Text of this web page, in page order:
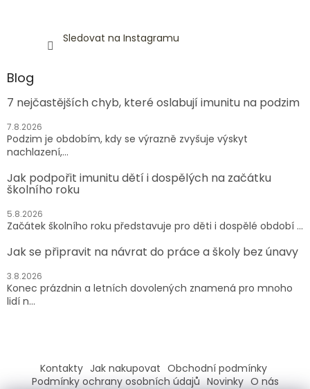
Sledovat na Instagramu
Blog
7 nejčastějších chyb, které oslabují imunitu na podzim
7.8.2026
Podzim je obdobím, kdy se výrazně zvyšuje výskyt
nachlazení,...
Jak podpořit imunitu dětí i dospělých na začátku
školního roku
5.8.2026
Začátek školního roku představuje pro děti i dospělé období ...
Jak se připravit na návrat do práce a školy bez únavy
3.8.2026
Konec prázdnin a letních dovolených znamená pro mnoho
lidí n...
Kontakty Jak nakupovat Obchodní podmínky
Podmínky ochrany osobních údajů Novinky O nás